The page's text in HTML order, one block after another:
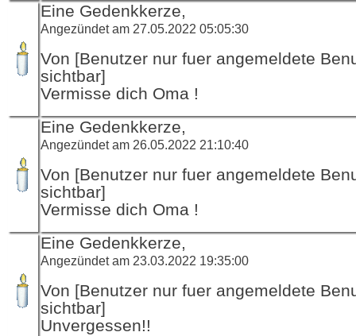
Eine Gedenkkerze,
Angezündet am 27.05.2022 05:05:30
Von [Benutzer nur fuer angemeldete
sichtbar]
Vermisse dich Oma !
Eine Gedenkkerze,
Angezündet am 26.05.2022 21:10:40
Von [Benutzer nur fuer angemeldete
sichtbar]
Vermisse dich Oma !
Eine Gedenkkerze,
Angezündet am 23.03.2022 19:35:00
Von [Benutzer nur fuer angemeldete
sichtbar]
Unvergessen!!